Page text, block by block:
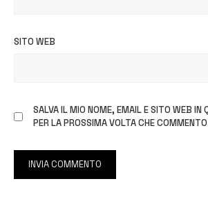
SITO WEB
SALVA IL MIO NOME, EMAIL E SITO WEB IN
PER LA PROSSIMA VOLTA CHE